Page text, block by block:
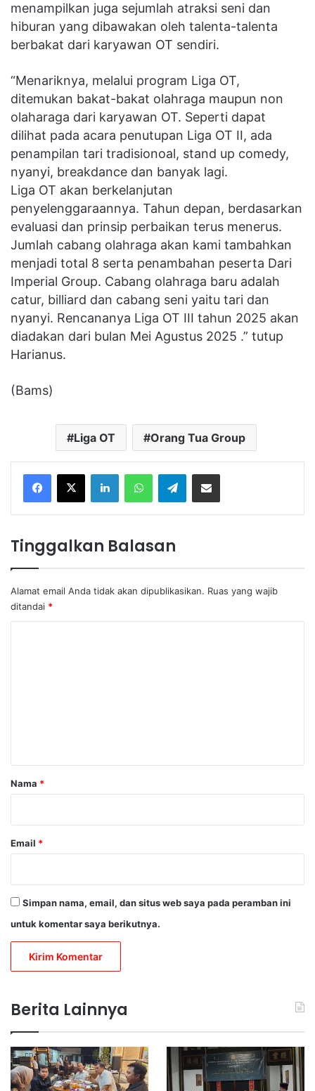
menampilkan juga sejumlah atraksi seni dan
hiburan yang dibawakan oleh talenta-talenta
berbakat dari karyawan OT sendiri.
“Menariknya, melalui program Liga OT,
ditemukan bakat-bakat olahraga maupun non
olaharaga dari karyawan OT. Seperti dapat
dilihat pada acara penutupan Liga OT II, ada
penampilan tari tradisionoal, stand up comedy,
nyanyi, breakdance dan banyak lagi.
Liga OT akan berkelanjutan
penyelenggaraannya. Tahun depan, berdasarkan
evaluasi dan prinsip perbaikan terus menerus.
Jumlah cabang olahraga akan kami tambahkan
menjadi total 8 serta penambahan peserta Dari
Imperial Group. Cabang olahraga baru adalah
catur, billiard dan cabang seni yaitu tari dan
nyanyi. Rencananya Liga OT III tahun 2025 akan
diadakan dari bulan Mei Agustus 2025 .” tutup
Harianus.
(Bams)
Liga OT Orang Tua Group
Facebook
X LinkedInWhatsAppTelegramShare via Email
Tinggalkan Balasan
Alamat email Anda tidak akan dipublikasikan. Ruas yang wajib
ditandai *
rNama *
Email *
Simpan nama, email, dan situs web saya pada peramban ini
untuk komentar saya berikutnya.
Berita Lainnya